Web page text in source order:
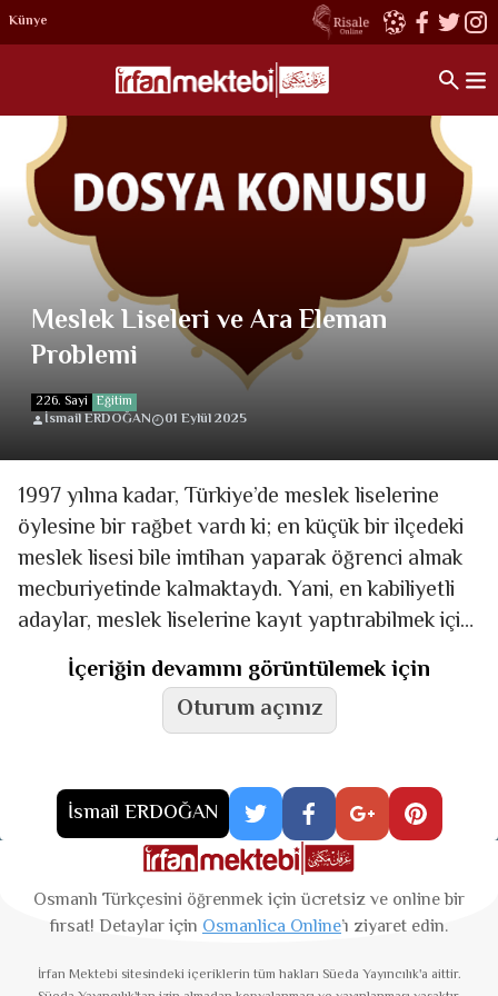
Künye
Meslek Liseleri ve Ara Eleman
Problemi
226. Sayi Eğitim
İsmail ERDOĞAN
01 Eylül 2025
1997 yılına kadar, Türkiye’de meslek liselerine
öylesine bir rağbet vardı ki; en küçük bir ilçedeki
meslek lisesi bile imtihan yaparak öğrenci almak
mecburiyetinde kalmaktaydı. Yani, en kabiliyetli
adaylar, meslek liselerine kayıt yaptırabilmek için
çaba sarf
İçeriğin devamını görüntülemek için
Oturum açınız
İsmail ERDOĞAN
Osmanlı Türkçesini öğrenmek için ücretsiz ve online bir
fırsat! Detaylar için Osmanlica Online’ı ziyaret edin.
İrfan Mektebi sitesindeki içeriklerin tüm hakları Süeda Yayıncılık'a aittir.